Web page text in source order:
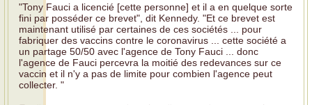
"Tony Fauci a licencié [cette personne] et il a en quelque sorte
fini par posséder ce brevet", dit Kennedy. "Et ce brevet est
maintenant utilisé par certaines de ces sociétés ... pour
fabriquer des vaccins contre le coronavirus ... cette société a
un partage 50/50 avec l'agence de Tony Fauci ... donc
l'agence de Fauci percevra la moitié des redevances sur ce
vaccin et il n'y a pas de limite pour combien l'agence peut
collecter. "